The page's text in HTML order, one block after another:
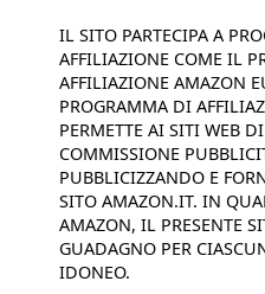
IL SITO PARTECIPA A
AFFILIAZIONE COME IL
AFFILIAZIONE AMAZON
PROGRAMMA DI
PERMETTE AI SITI WEB
COMMISSIONE
PUBBLICIZZANDO E
SITO AMAZON.IT. IN
AMAZON, IL PRESENTE
GUADAGNO PER
IDONEO.